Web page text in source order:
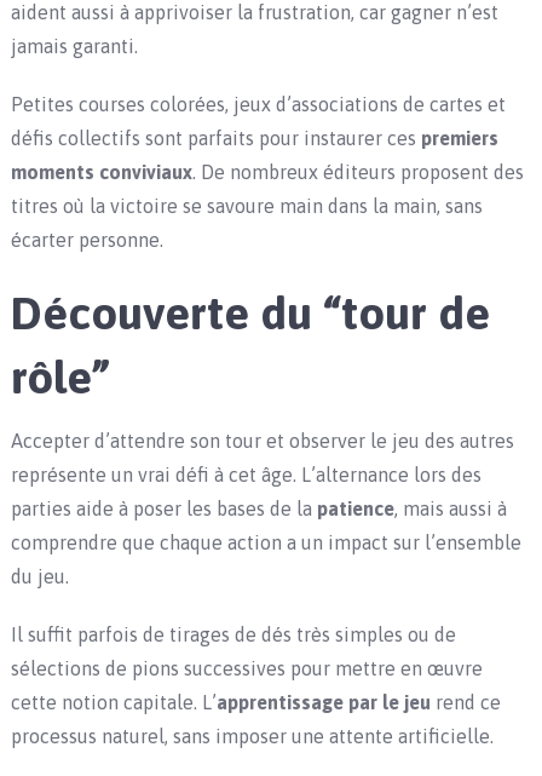
aident aussi à apprivoiser la frustration, car gagner n’est
jamais garanti.
Petites courses colorées, jeux d’associations de cartes et
défis collectifs sont parfaits pour instaurer ces premiers
moments conviviaux. De nombreux éditeurs proposent des
titres où la victoire se savoure main dans la main, sans
écarter personne.
Découverte du “tour de
rôle”
Accepter d’attendre son tour et observer le jeu des autres
représente un vrai défi à cet âge. L’alternance lors des
parties aide à poser les bases de la patience, mais aussi à
comprendre que chaque action a un impact sur l’ensemble
du jeu.
Il suffit parfois de tirages de dés très simples ou de
sélections de pions successives pour mettre en œuvre
cette notion capitale. L’apprentissage par le jeu rend ce
processus naturel, sans imposer une attente artificielle.